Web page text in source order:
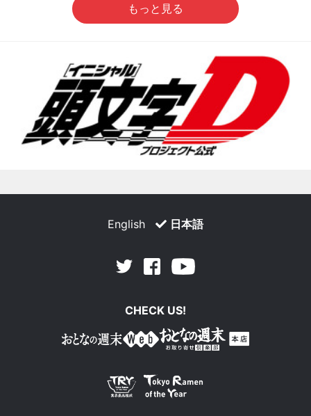
もっと見る
English 日本語
Twitter Facebook
CHECK US!